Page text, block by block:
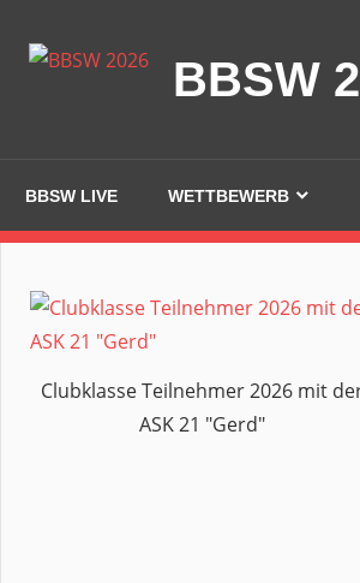
Inhalt
BBSW
BBSW LIVE WETTBEWERB
Clubklasse Teilnehmer 2026 mit
ASK 21 "Gerd"